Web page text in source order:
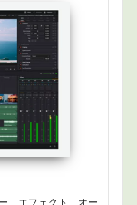
、エフェクト、オー